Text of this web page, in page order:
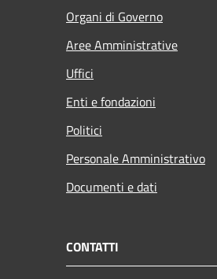
Organi di Governo
Aree Amministrative
Uffici
Enti e fondazioni
Politici
Personale Amministrativo
Documenti e dati
CONTATTI